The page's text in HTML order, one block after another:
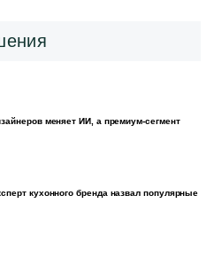
меняет ИИ, а премиум-сегмент
кухонного бренда назвал популярные